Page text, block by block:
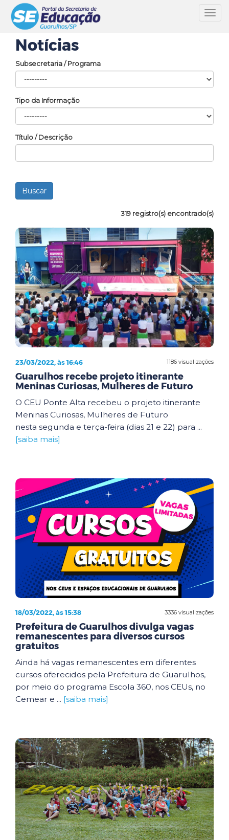
Notícias
Subsecretaria / Programa
Tipo da Informação
Título / Descrição
319 registro(s) encontrado(s)
1186 visualizações
23/03/2022, às 16:46
Guarulhos recebe projeto itinerante
Meninas Curiosas, Mulheres de Futuro
O CEU Ponte Alta recebeu o projeto itinerante
Meninas Curiosas, Mulheres de Futuro
nesta segunda e terça-feira (dias 21 e 22) para ...
[saiba mais]
3336 visualizações
18/03/2022, às 15:38
Prefeitura de Guarulhos divulga vagas
remanescentes para diversos cursos
gratuitos
Ainda há vagas remanescentes em diferentes
cursos oferecidos pela Prefeitura de Guarulhos,
por meio do programa Escola 360, nos CEUs, no
Cemear e ... [saiba mais]